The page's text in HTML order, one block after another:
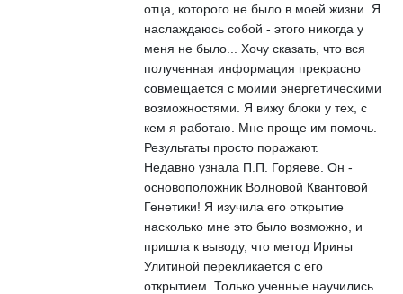
отца, которого не было в моей жизни. Я
наслаждаюсь собой - этого никогда у
меня не было... Хочу сказать, что вся
полученная информация прекрасно
совмещается с моими энергетическими
возможностями. Я вижу блоки у тех, с
кем я работаю. Мне проще им помочь.
Результаты просто поражают.
Недавно узнала П.П. Горяеве. Он -
основоположник Волновой Квантовой
Генетики! Я изучила его открытие
насколько мне это было возможно, и
пришла к выводу, что метод Ирины
Улитиной перекликается с его
открытием. Только ученные научились